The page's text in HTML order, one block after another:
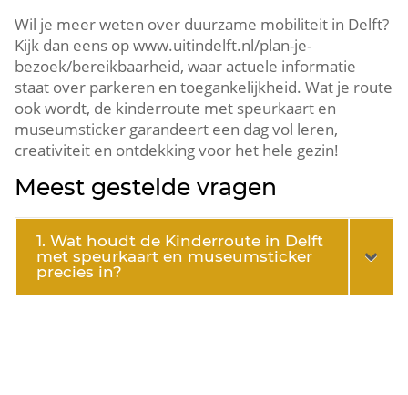
Wil je meer weten over duurzame mobiliteit in Delft?
Kijk dan eens op www.​uitindelft.​nl/plan-je-
bezoek/bereikbaarheid, waar actuele informatie
staat over parkeren en toegankelijkheid.​ Wat je route
ook wordt, de kinderroute met speurkaart en
museumsticker garandeert een dag vol leren,
creativiteit en ontdekking voor het hele gezin!
Meest gestelde vragen
1. Wat houdt de Kinderroute in Delft
met speurkaart en museumsticker
precies in?